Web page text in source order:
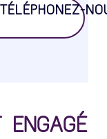
TÉLÉPHONEZ-
ENGAGÉ